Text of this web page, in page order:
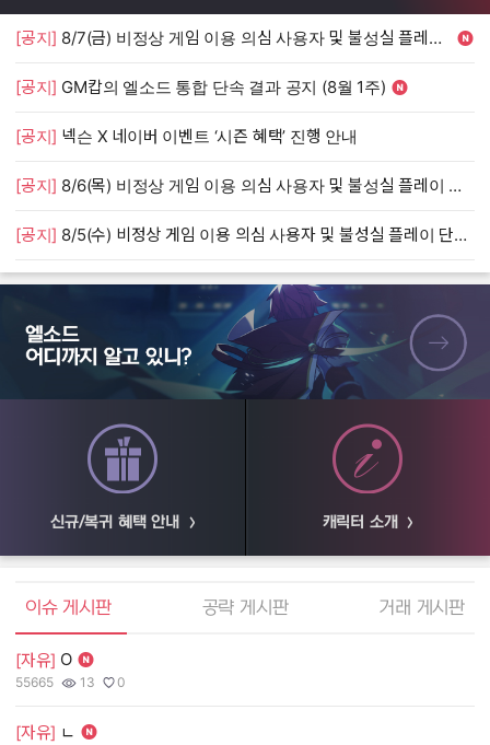
[공지] 8/7(금) 비정상 게임 이용 의심 사용자 및 불성실 플레이 단속 안내
[공지] GM캅의 엘소드 통합 단속 결과 공지 (8월 1주)
[공지] 넥슨 X 네이버 이벤트 ‘시즌 혜택’ 진행 안내
[공지] 8/6(목) 비정상 게임 이용 의심 사용자 및 불성실 플레이 단속 안내
[공지] 8/5(수) 비정상 게임 이용 의심 사용자 및 불성실 플레이 단속 안내
엘소드 어디까지 알고 있니?
신규/복귀 혜택 안내 캐릭터 소개
엘소드 커뮤니티
이슈 게시판 공략 게시판 거래 게시판
[자유] O
작성자:
55665
조회수:
13
추천수:
0
[자유] ㄴ